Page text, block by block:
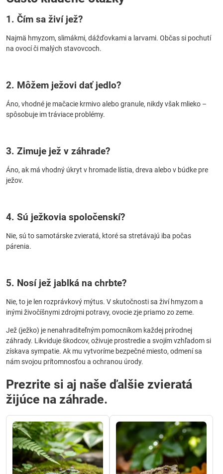
1. Čím sa živí jež?
Najmä hmyzom, slimákmi, dážďovkami a larvami. Občas si pochutí
na ovocí či malých stavovcoch.
2. Môžem ježovi dať jedlo?
Áno, vhodné je mačacie krmivo alebo granule, nikdy však mlieko –
spôsobuje im tráviace problémy.
3. Zimuje jež v záhrade?
Áno, ak má vhodný úkryt v hromade lístia, dreva alebo v búdke pre
ježov.
4. Sú ježkovia spoločenskí?
Nie, sú to samotárske zvieratá, ktoré sa stretávajú iba počas
párenia.
5. Nosí jež jablká na chrbte?
Nie, to je len rozprávkový mýtus. V skutočnosti sa živí hmyzom a
inými živočíšnymi zdrojmi potravy, ovocie zje priamo zo zeme.
Jež (ježko) je nenahraditeľným pomocníkom každej prírodnej
záhrady. Likviduje škodcov, oživuje prostredie a svojím vzhľadom si
získava sympatie. Ak mu vytvoríme bezpečné miesto, odmení sa
nám svojou prítomnosťou a ochranou úrody.
Prezrite si aj naše ďalšie zvieratá
žijúce na záhrade.